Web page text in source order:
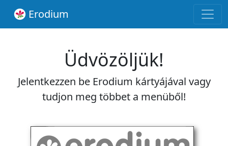
Erodium
Üdvözöljük!
Jelentkezzen be Erodium kártyájával vagy
tudjon meg többet a menüből!